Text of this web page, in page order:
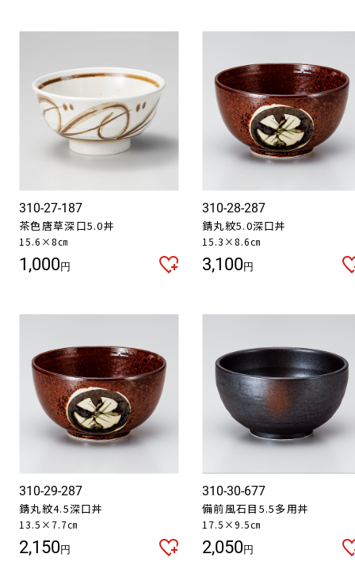
310-27-187
茶色唐草深口5.0丼
15.6×8㎝
1,000円
310-28-287
錆丸紋5.0深口丼
15.3×8.6㎝
3,100円
310-29-287
錆丸紋4.5深口丼
13.5×7.7㎝
2,150円
310-30-677
備前風石目5.5多用丼
17.5×9.5㎝
2,050円